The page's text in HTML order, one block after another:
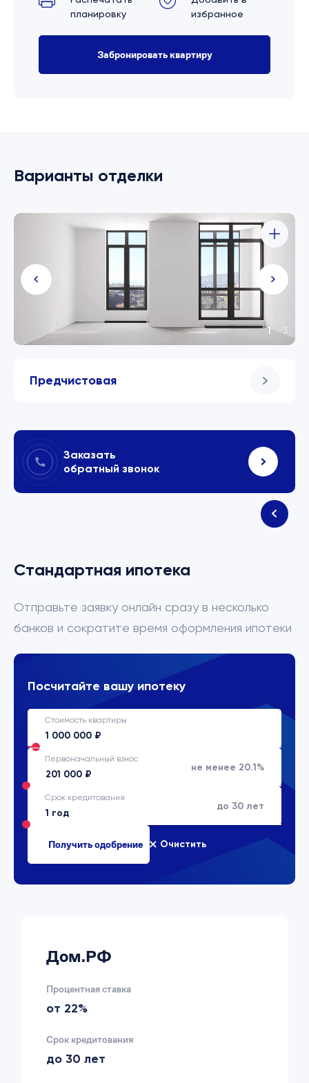
планировку
избранное
Забронировать квартиру
Варианты отделки
Предчистовая
1 /3
Заказать
обратный звонок
Стандартная ипотека
Отправьте заявку онлайн сразу в несколько
банков и сократите время оформления ипотеки
Посчитайте вашу ипотеку
Стоимость квартиры
Первоначальный взнос
не менее 20.1%
Срок кредитования
до 30 лет
Очистить
Дом.РФ
Процентная ставка
от 22%
Срок кредитования
до 30 лет